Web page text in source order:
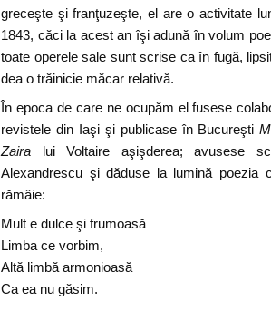
greceşte şi franţuzeşte, el are o activitate
1843, căci la acest an îşi adună în volum
toate operele sale sunt scrise ca în fugă,
dea o trăinicie măcar relativă.
În epoca de care ne ocupăm el fusese
revistele din Iaşi şi publicase în Bucureşti
Zaira lui Voltaire aşişderea; avusese
Alexandrescu şi dăduse la lumină
rămâie:
Mult e dulce şi frumoasă
Limba ce vorbim,
Altă limbă armonioasă
Ca ea nu găsim.